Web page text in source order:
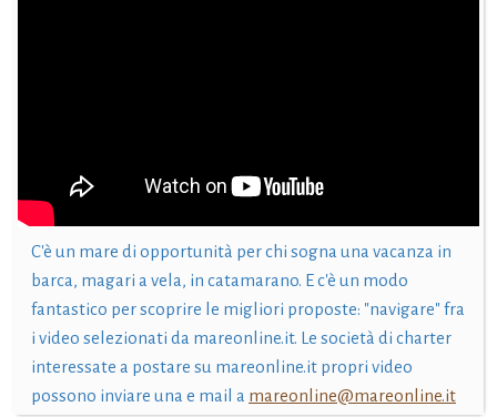
C'è un mare di opportunità per chi sogna una vacanza in
barca, magari a vela, in catamarano. E c'è un modo
fantastico per scoprire le migliori proposte: "navigare" fra
i video selezionati da mareonline.it. Le società di charter
interessate a postare su mareonline.it propri video
possono inviare una e mail a mareonline@mareonline.it